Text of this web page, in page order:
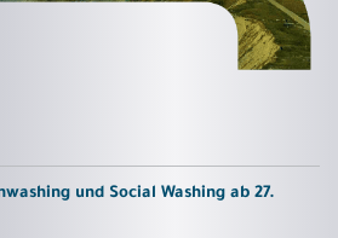
und Social Washing ab 27.